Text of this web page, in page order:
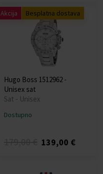
Akcija Besplatna dostava
Hugo Boss 1512962 -
Unisex sat
Sat - Unisex
Dostupno
139,00 €